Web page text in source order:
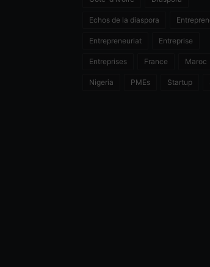
Echos de la diaspora
Entrepreneuriat Entreprise
Entreprises France Maroc
Nigeria PMEs Startup